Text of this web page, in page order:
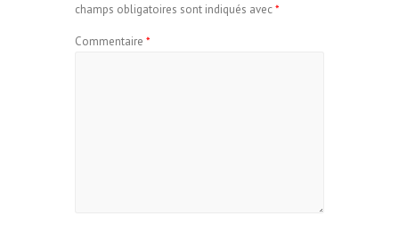
champs obligatoires sont indiqués avec*
Commentaire *